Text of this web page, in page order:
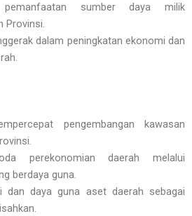
pemanfaatan sumber daya milik
Provinsi.
dalam peningkatan ekonomi dan
pengembangan kawasan
perekonomian daerah melalui
berdaya guna.
dan daya guna aset daerah sebagai